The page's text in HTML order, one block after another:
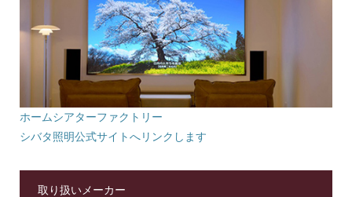
ホームシアターファクトリー
シバタ照明公式サイトへリンクします
取り扱いメーカー